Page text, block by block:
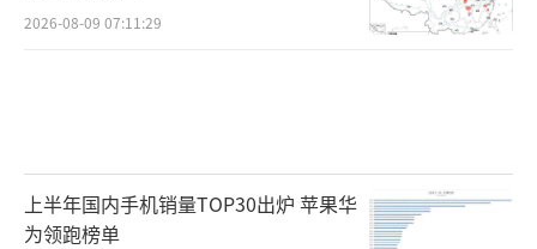
2026-08-09 07:11:29
上半年国内手机销量TOP30出炉 苹果华
为领跑榜单